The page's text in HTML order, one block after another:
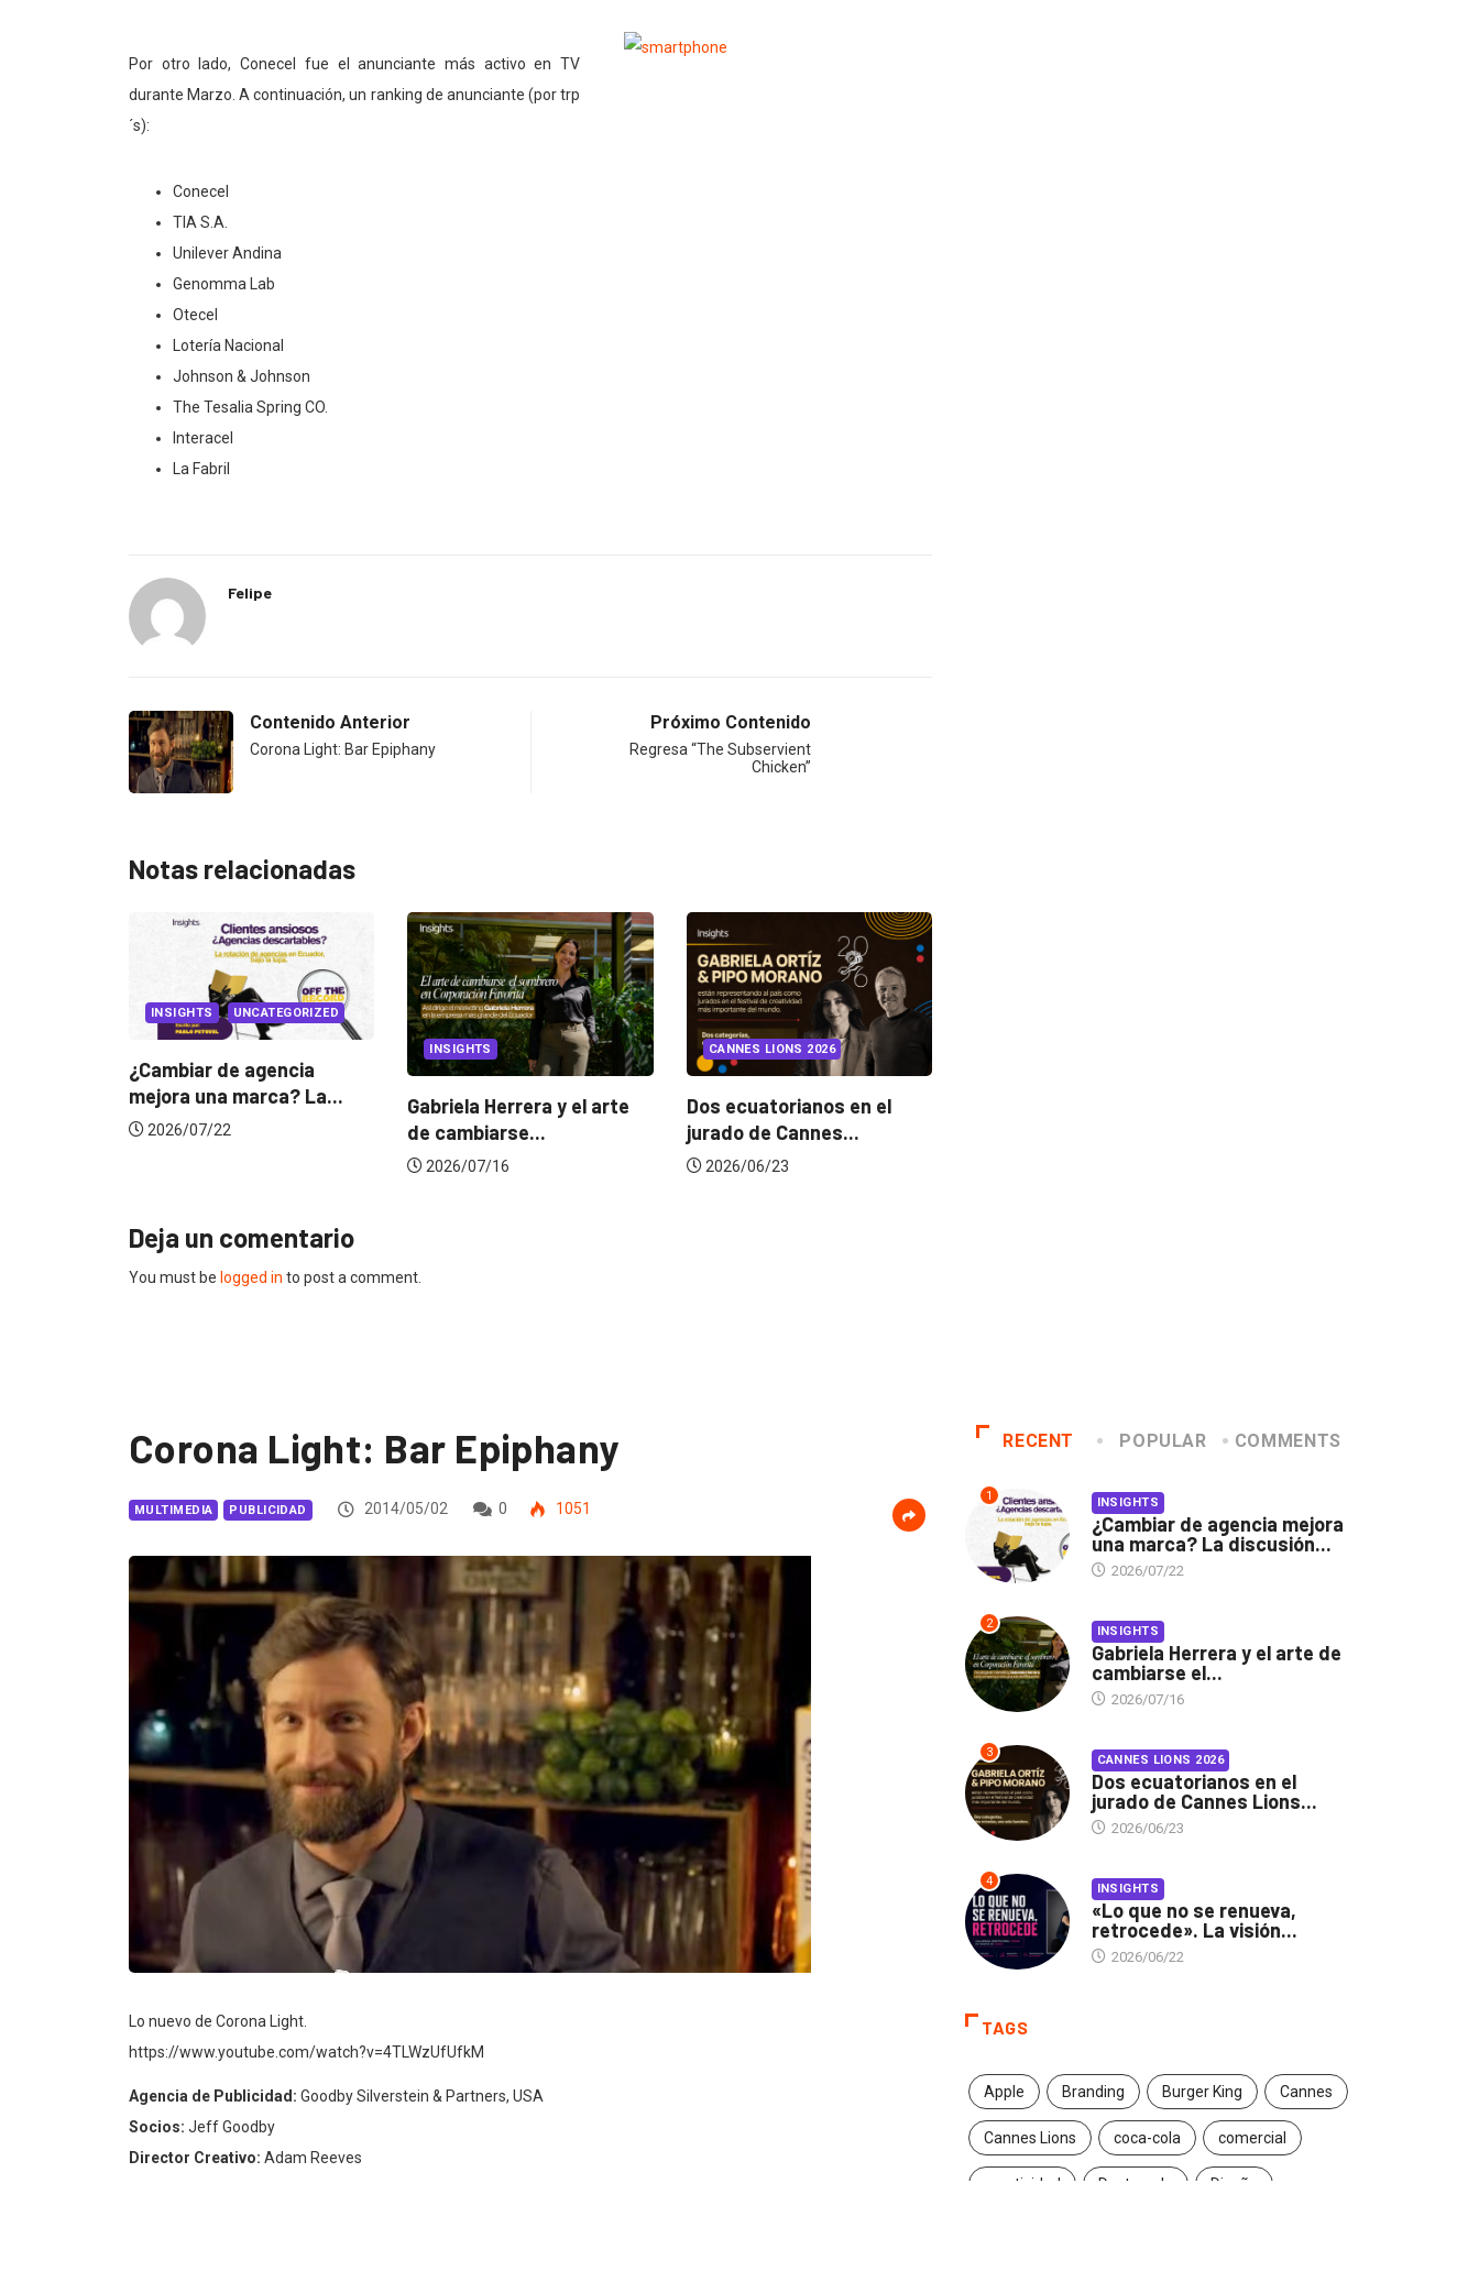
Por otro lado, Conecel fue el anunciante más activo en TV
durante Marzo. A continuación, un ranking de anunciante (por trp
´s):
Conecel
TIA S.A.
Unilever Andina
Genomma Lab
Otecel
Lotería Nacional
Johnson & Johnson
The Tesalia Spring CO.
Interacel
La Fabril
Felipe
Contenido Anterior
Corona Light: Bar Epiphany
Próximo Contenido
Regresa “The Subservient
Chicken”
Notas relacionadas
UNCATEGORIZED
¿Cambiar de agencia
mejora una marca? La...
Gabriela Herrera y el arte
de cambiarse...
CANNES LIONS 2026
Dos ecuatorianos en el
jurado de Cannes...
INSIGHTS
¿Cambiar de agencia
mejora una marca? La...
Deja un comentario
You must be logged in to post a comment.
Corona Light: Bar Epiphany
MULTIMEDIA PUBLICIDAD 2014/05/02 0 1051
Lo nuevo de Corona Light.
https://www.youtube.com/watch?v=4TLWzUfUfkM
Agencia de Publicidad: Goodby Silverstein & Partners, USA
Socios: Jeff Goodby
Director Creativo: Adam Reeves
RECENT POPULAR COMMENTS
1 INSIGHTS
¿Cambiar de agencia mejora
una marca? La discusión...
2026/07/22
2 INSIGHTS
Gabriela Herrera y el arte de
cambiarse el...
2026/07/16
3 CANNES LIONS 2026
Dos ecuatorianos en el
jurado de Cannes Lions...
2026/06/23
4 INSIGHTS
«Lo que no se renueva,
retrocede». La visión...
2026/06/22
TAGS
Apple Branding Burger King Cannes
Cannes Lions coca-cola comercial
creatividad Destacado Diseño